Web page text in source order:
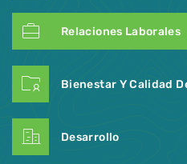
Relaciones Laborales
Bienestar Y Calidad
Desarrollo